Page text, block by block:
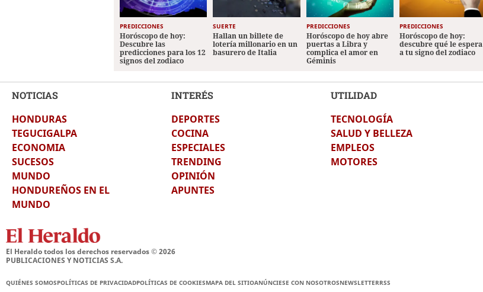
PREDICCIONES
Horóscopo de hoy:
Descubre las
predicciones para los 12
signos del zodiaco
SUERTE
Hallan un billete de
lotería millonario en un
basurero de Italia
PREDICCIONES
Horóscopo de hoy abre
puertas a Libra y
complica el amor en
Géminis
PREDICCIONES
Horóscopo de hoy:
descubre qué le espera
a tu signo del zodiaco
NOTICIAS
HONDURAS
TEGUCIGALPA
ECONOMIA
SUCESOS
MUNDO
HONDUREÑOS EN EL
MUNDO
INTERÉS
DEPORTES
COCINA
ESPECIALES
TRENDING
OPINIÓN
APUNTES
UTILIDAD
TECNOLOGÍA
SALUD Y BELLEZA
EMPLEOS
MOTORES
El Heraldo todos los derechos reservados ©2026
PUBLICACIONES Y NOTICIAS S.A.
QUIÉNES SOMOSPOLÍTICAS DE PRIVACIDADPOLÍTICAS DE COOKIESMAPA DEL SITIOANÚNCIESE CON NOSOTROSNEWSLETTERRSS